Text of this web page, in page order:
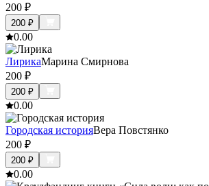
200 ₽
200 ₽
0.00
ЛирикаМарина Смирнова
200 ₽
200 ₽
0.00
Городская историяВера Повстянко
200 ₽
200 ₽
0.00